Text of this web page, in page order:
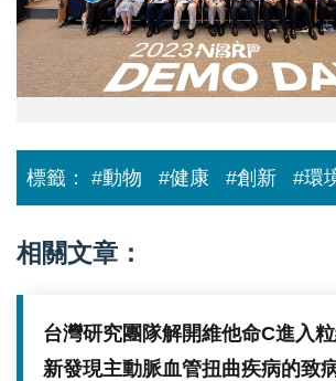
標籤： #動物 #健康 #創新 #環
相關文章：
台灣研究團隊解開維他命C進入
新發現主動脈血管扭曲疾病的致